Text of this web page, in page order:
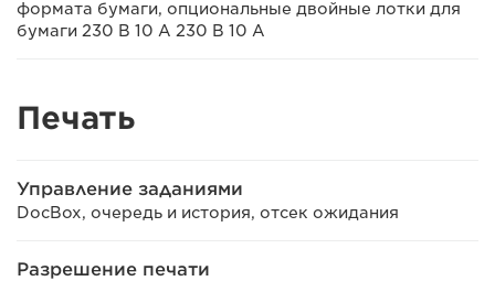
формата бумаги, опциональные двойные лотки для
бумаги 230 В 10 А 230 В 10 А
Печать
Управление заданиями
DocBox, очередь и история, отсек ожидания
Разрешение печати